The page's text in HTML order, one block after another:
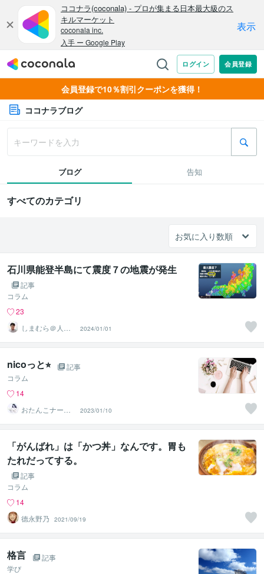
会員登録で10％割引クーポンを獲得！
ココナラブログ
ブログ 告知
すべてのカテゴリ
石川県能登半島にて震度７の地震が発生
記事
コラム
23
しまむら＠人事
コンサルタント
2024/01/01
nicoっと⭐︎
記事
コラム
14
おたんこナースn
ico
2023/01/10
「がんばれ」は「かつ丼」なんです。胃も
たれだってする。
記事
コラム
14
德永野乃
2021/09/19
格言
記事
学び